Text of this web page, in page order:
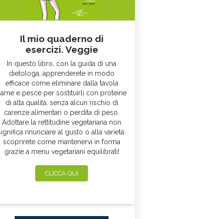
Il mio quaderno di
esercizi. Veggie
In questo libro, con la guida di una
dietologa, apprenderete in modo
efficace come eliminare dalla tavola
e pesce per sostituirli con proteine
di alta qualità, senza alcun rischio di
carenze alimentari o perdita di peso.
Adottare la rettitudine vegetariana non
rinunciare al gusto o alla varietà:
scoprirete come mantenervi in forma
grazie a menu vegetariani equilibrati!
CLICCA QUI